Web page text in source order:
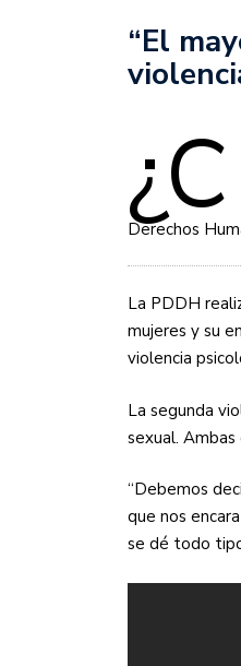
“El
¿C
Derechos
La PDDH
mujeres y su
violencia
La segunda
sexual.
“Debemos
que nos
se dé todo